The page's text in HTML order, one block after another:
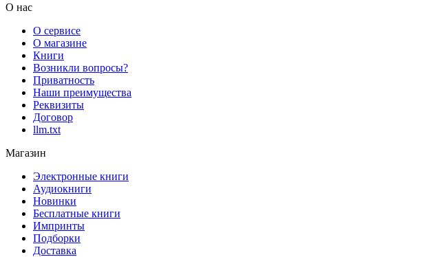
О нас
О сервисе
О магазине
Книги
Возникли вопросы?
Приватность
Наши преимущества
Реквизиты
Договор
llm.txt
Магазин
Электронные книги
Аудиокниги
Новинки
Бесплатные книги
Импринты
Подборки
Доставка